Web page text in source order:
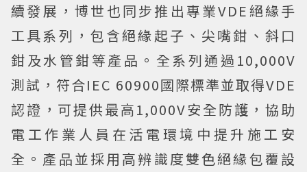
續發展，博世也同步推出專業VDE絕緣手
工具系列，包含絕緣起子、尖嘴鉗、斜口
鉗及水管鉗等產品。全系列通過10,000V
測試，符合IEC 60900國際標準並取得VDE
認證，可提供最高1,000V安全防護，協助
電工作業人員在活電環境中提升施工安
全。產品並採用高辨識度雙色絕緣包覆設